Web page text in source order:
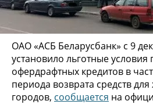
ОАО «АСБ Беларусбанк» с 9
установило льготные
офердрафтных кредитов в
периода возврата средств
городов, сообщается на